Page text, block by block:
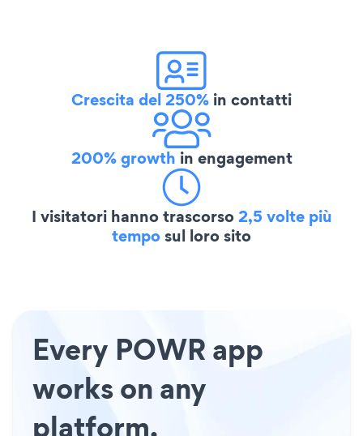
Crescita del 250% in contatti
200% growth in engagement
I visitatori hanno trascorso2,5 volte più
temposul loro sito
Every POWR app
works on any
platform.